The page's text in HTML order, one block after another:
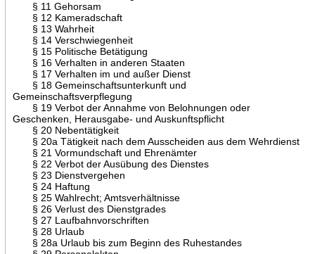
§ 11 Gehorsam
§ 12 Kameradschaft
§ 13 Wahrheit
§ 14 Verschwiegenheit
§ 15 Politische Betätigung
§ 16 Verhalten in anderen Staaten
§ 17 Verhalten im und außer Dienst
§ 18 Gemeinschaftsunterkunft und
Gemeinschaftsverpflegung
§ 19 Verbot der Annahme von Belohnungen oder
Geschenken, Herausgabe- und Auskunftspflicht
§ 20 Nebentätigkeit
§ 20a Tätigkeit nach dem Ausscheiden aus dem Wehrdienst
§ 21 Vormundschaft und Ehrenämter
§ 22 Verbot der Ausübung des Dienstes
§ 23 Dienstvergehen
§ 24 Haftung
§ 25 Wahlrecht; Amtsverhältnisse
§ 26 Verlust des Dienstgrades
§ 27 Laufbahnvorschriften
§ 28 Urlaub
§ 28a Urlaub bis zum Beginn des Ruhestandes